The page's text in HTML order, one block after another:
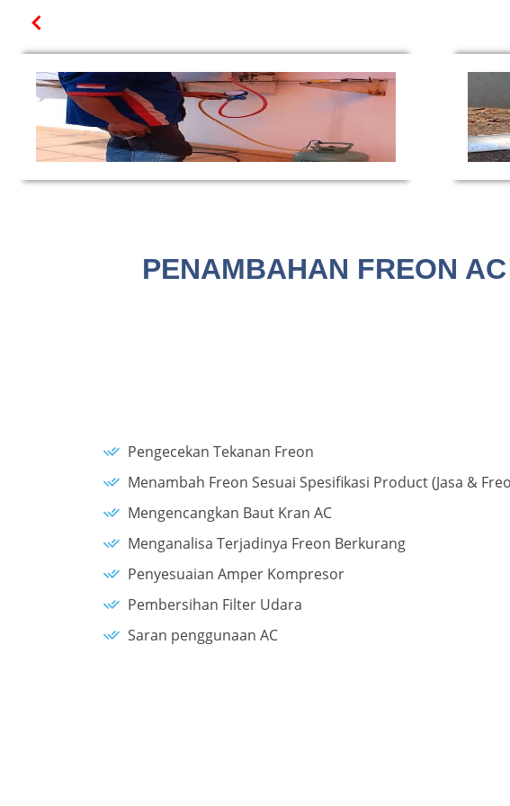
PENAMBAHAN FREON
Pengecekan Tekanan Freon
Menambah Freon Sesuai Spesifikasi Product (Jasa &
Mengencangkan Baut Kran AC
Menganalisa Terjadinya Freon Berkurang
Penyesuaian Amper Kompresor
Pembersihan Filter Udara
Saran penggunaan AC